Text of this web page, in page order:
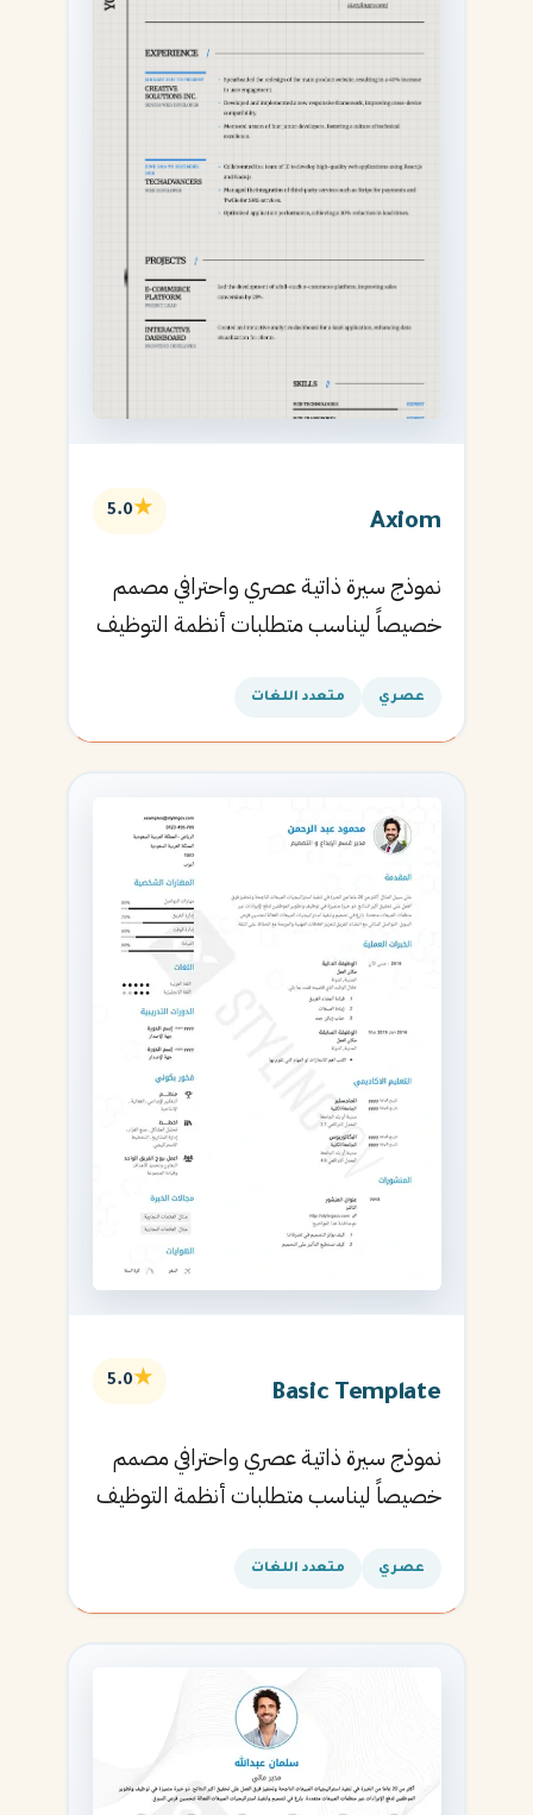
Axiom
★
5.0
نموذج سيرة ذاتية عصري واحترافي مصمم
خصيصاً ليناسب متطلبات أنظمة التوظيف
القادمة.
عصري متعدد اللغات
Basic Template
★
5.0
نموذج سيرة ذاتية عصري واحترافي مصمم
خصيصاً ليناسب متطلبات أنظمة التوظيف
القادمة.
عصري متعدد اللغات